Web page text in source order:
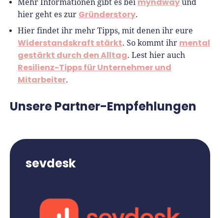
Mehr Informationen gibt es bei
und
hier geht es zur Gründerstory.
Hier findet ihr mehr Tipps, mit denen ihr eure
Widerstandskraft stärkt. So kommt ihr mental
gestärkt durch den Alltag. Lest hier auch
Resilienz-Tipps für Unternehmer und
Mitarbeiter.
Unsere Partner-Empfehlungen
sevdesk